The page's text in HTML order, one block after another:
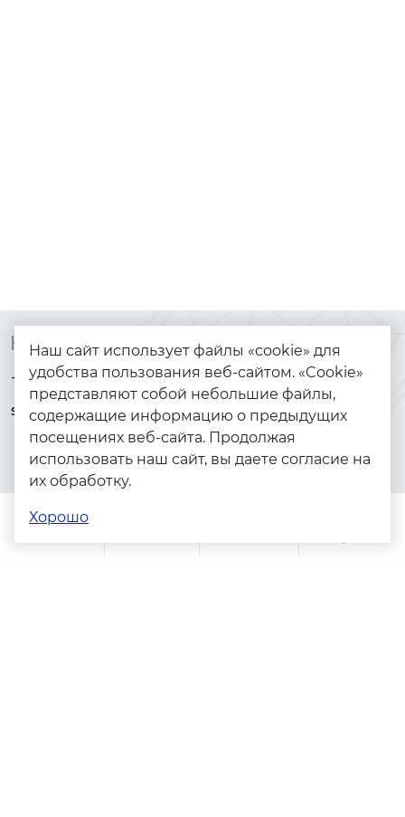
Контакты
+7 (925) 144-64-73
serebryanyye.grani@mail.ru
Каталог
Браслеты
Золото
Серебро
Помощь
Наш сайт использует файлы «cookie» для
удобства пользования веб-сайтом. «Cookie»
представляют собой небольшие файлы,
содержащие информацию о предыдущих
посещениях веб-сайта. Продолжая
использовать наш сайт, вы даете согласие на
их обработку.
Хорошо